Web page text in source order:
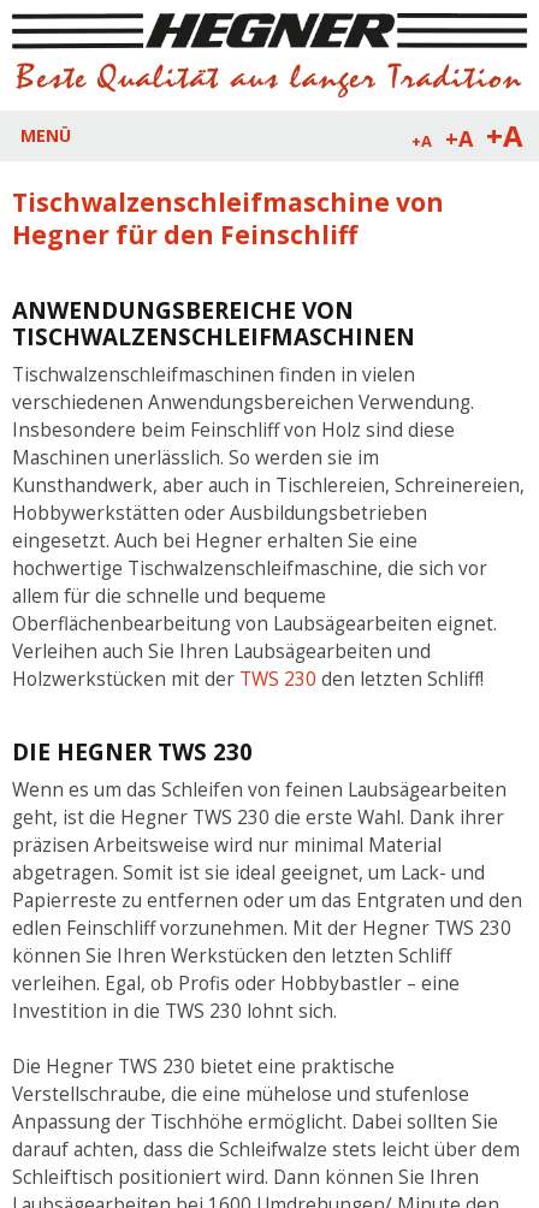
+A +A +A
MENÜ
Tischwalzenschleifmaschine von
Hegner für den Feinschliff
ANWENDUNGSBEREICHE VON
TISCHWALZENSCHLEIFMASCHINEN
Tischwalzenschleifmaschinen finden in vielen
verschiedenen Anwendungsbereichen Verwendung.
Insbesondere beim Feinschliff von Holz sind diese
Maschinen unerlässlich. So werden sie im
Kunsthandwerk, aber auch in Tischlereien, Schreinereien,
Hobbywerkstätten oder Ausbildungsbetrieben
eingesetzt. Auch bei Hegner erhalten Sie eine
hochwertige Tischwalzenschleifmaschine, die sich vor
allem für die schnelle und bequeme
Oberflächenbearbeitung von Laubsägearbeiten eignet.
Verleihen auch Sie Ihren Laubsägearbeiten und
Holzwerkstücken mit der TWS 230 den letzten Schliff!
DIE HEGNER TWS 230
Wenn es um das Schleifen von feinen Laubsägearbeiten
geht, ist die Hegner TWS 230 die erste Wahl. Dank ihrer
präzisen Arbeitsweise wird nur minimal Material
abgetragen. Somit ist sie ideal geeignet, um Lack- und
Papierreste zu entfernen oder um das Entgraten und den
edlen Feinschliff vorzunehmen. Mit der Hegner TWS 230
können Sie Ihren Werkstücken den letzten Schliff
verleihen. Egal, ob Profis oder Hobbybastler – eine
Investition in die TWS 230 lohnt sich.
Die Hegner TWS 230 bietet eine praktische
Verstellschraube, die eine mühelose und stufenlose
Anpassung der Tischhöhe ermöglicht. Dabei sollten Sie
darauf achten, dass die Schleifwalze stets leicht über dem
Schleiftisch positioniert wird. Dann können Sie Ihren